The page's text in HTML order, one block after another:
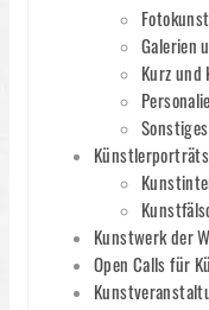
Fotokunst
Galerien
Kurz und
Sonstiges
Künstlerporträts
Kunstwerk der
Open Calls für